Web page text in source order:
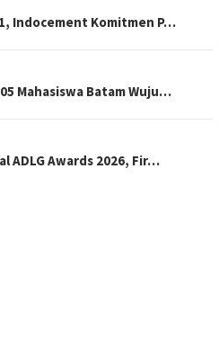
Indocement Komitmen P…
Mahasiswa Batam Wuju…
ADLG Awards 2026, Fir…